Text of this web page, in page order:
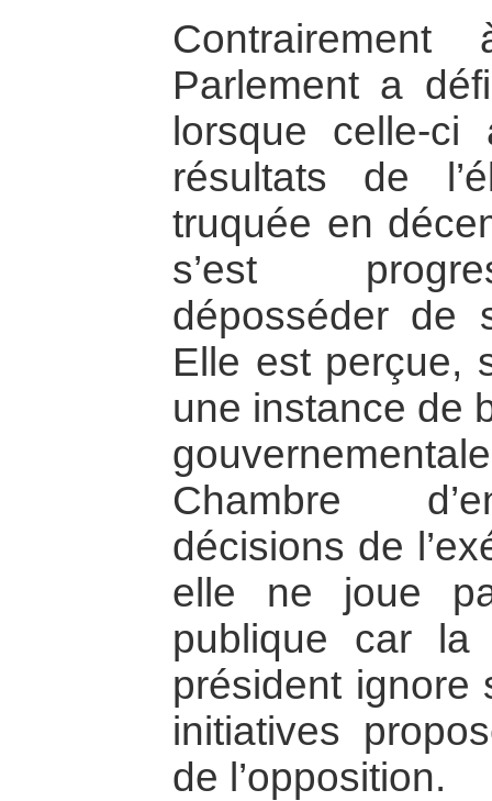
Parlement a
lorsque celle-
résultats de
truquée en
s’est
déposséder de
Elle est perçue,
une instance de
Chambre
décisions de
elle ne joue
publique car la
président ignore
initiatives
de l’opposition.